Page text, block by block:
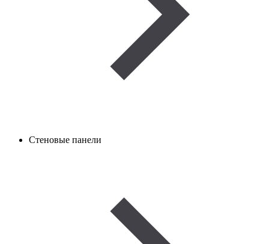
Стеновые панели